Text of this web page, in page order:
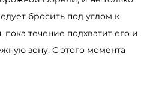
бросить под углом к
течение подхватит его и
зону. С этого момента
игра с воблером, который